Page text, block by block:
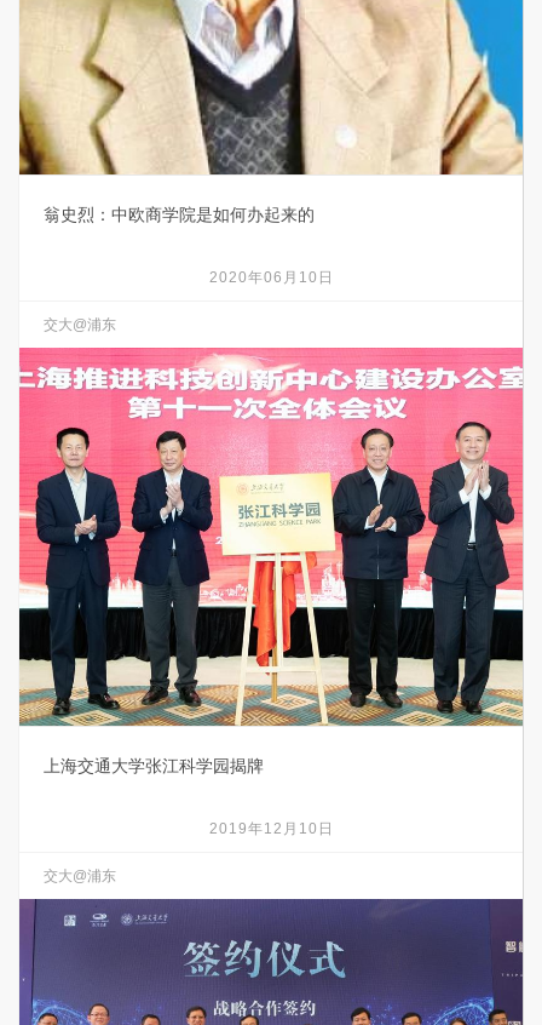
翁史烈：中欧商学院是如何办起来的
2020年06月10日
交大@浦东
上海交通大学张江科学园揭牌
2019年12月10日
交大@浦东